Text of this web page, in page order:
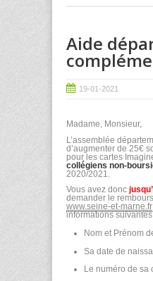
Aide
19-01-2021
Madame, Monsieur,
L’assemblée
d’augmenter de 25€
pour les cartes
collégiens non-
2020/2021.
Vous avez donc
demander le
www.seine-et-marne.fr
informations
Nom et Prénom
Sa date de
Le numéro de sa